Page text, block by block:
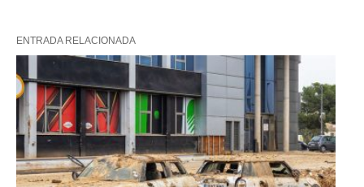
ENTRADA RELACIONADA